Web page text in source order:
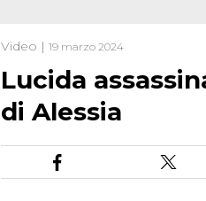
Video | 19 marzo 2024
Lucida
di Alessia